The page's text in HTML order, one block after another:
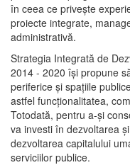
în ceea ce priveşte
proiecte integrate,
administrativă.
Strategia Integrată de
2014 - 2020 își propune
periferice şi spaţiile
astfel funcţionalitatea,
Totodată, pentru a-şi
va investi în dezvoltarea
dezvoltarea capitalului
serviciilor publice.